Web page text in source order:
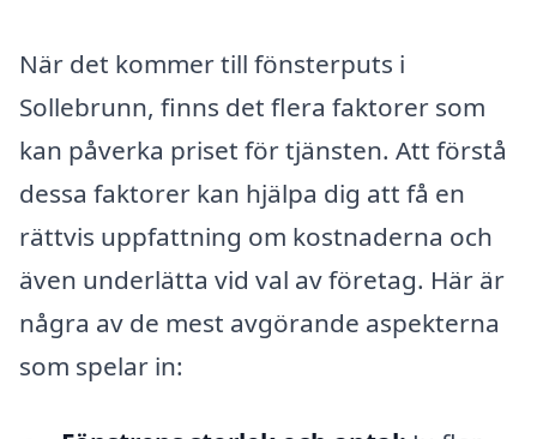
När det kommer till fönsterputs i
Sollebrunn, finns det flera faktorer som
kan påverka priset för tjänsten. Att förstå
dessa faktorer kan hjälpa dig att få en
rättvis uppfattning om kostnaderna och
även underlätta vid val av företag. Här är
några av de mest avgörande aspekterna
som spelar in: